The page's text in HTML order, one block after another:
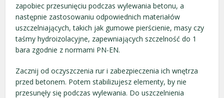
zapobiec przesunięciu podczas wylewania betonu, a
następnie zastosowaniu odpowiednich materiałów
uszczelniających, takich jak gumowe pierścienie, masy czy
taśmy hydroizolacyjne, zapewniających szczelność do 1
bara zgodnie z normami PN-EN.
Zacznij od oczyszczenia rur i zabezpieczenia ich wnętrza
przed betonem. Potem stabilizujesz elementy, by nie
przesunęły się podczas wylewania. Do uszczelnienia